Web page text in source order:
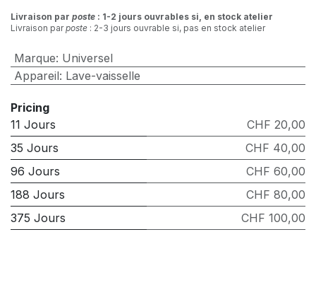
Livraison par poste : 1-2 jours ouvrables si, en stock atelier
Livraison parposte : 2-3 jours ouvrable si, pas en stock atelier
Marque: Universel
Appareil: Lave-vaisselle
Pricing
11 Jours
CHF 20,00
35 Jours
CHF 40,00
96 Jours
CHF 60,00
188 Jours
CHF 80,00
375 Jours
CHF 100,00